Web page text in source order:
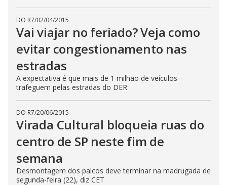
DO R7/02/04/2015
Vai viajar no feriado? Veja como
evitar congestionamento nas
estradas
A expectativa é que mais de 1 milhão de veículos
trafeguem pelas estradas do DER
DO R7/20/06/2015
Virada Cultural bloqueia ruas do
centro de SP neste fim de
semana
Desmontagem dos palcos deve terminar na madrugada de
segunda-feira (22), diz CET